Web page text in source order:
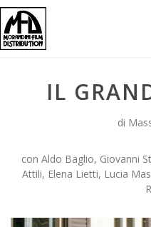
IL
di
con Aldo Baglio, Giovanni
Attili, Elena Lietti, Lucia